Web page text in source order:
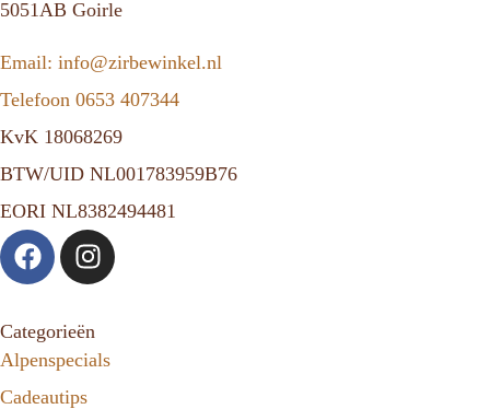
5051AB Goirle
Email: info@zirbewinkel.nl
Telefoon 0653 407344
KvK 18068269
BTW/UID NL001783959B76
EORI NL8382494481
Categorieën
Alpenspecials
Cadeautips